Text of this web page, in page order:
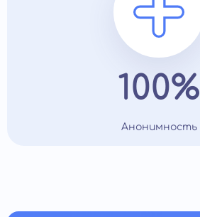
100%
Анонимность